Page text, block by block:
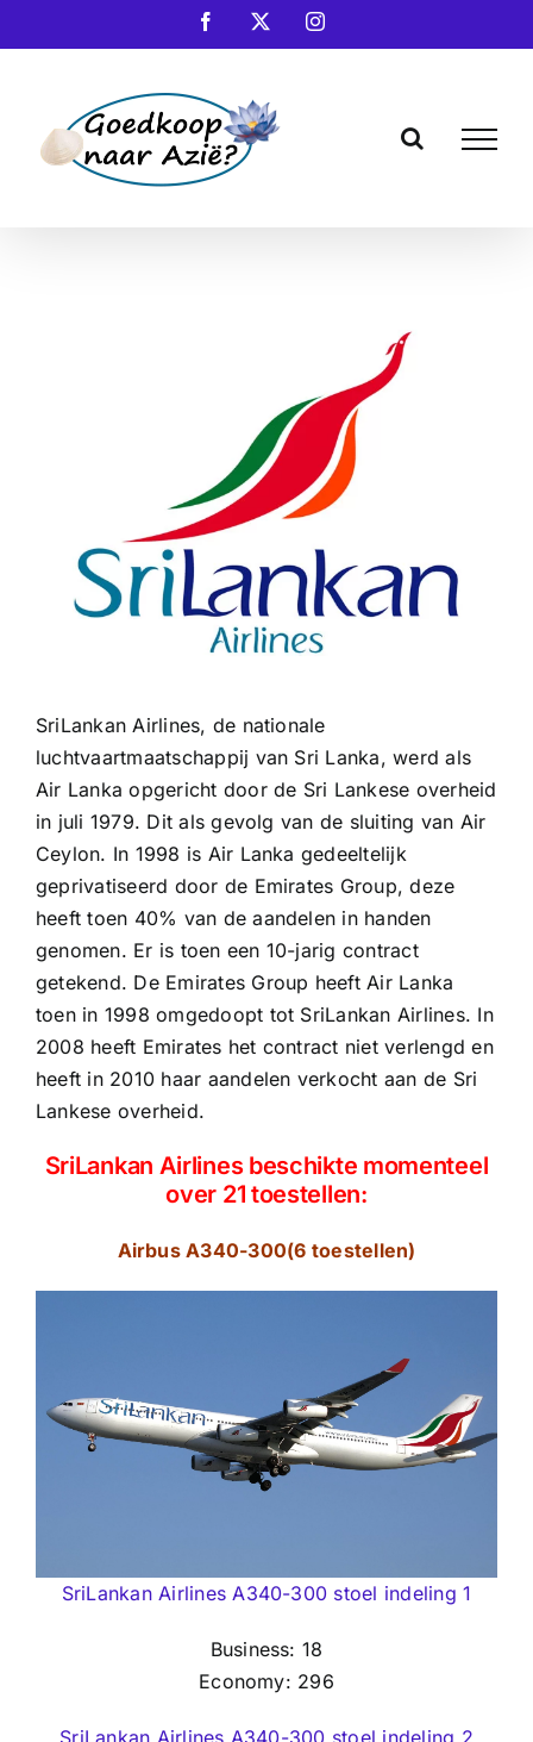
naar
Facebook Instagram
SriLankan Airlines, de nationale
luchtvaartmaatschappij van Sri Lanka, werd als
Air Lanka opgericht door de Sri Lankese overheid
in juli 1979. Dit als gevolg van de sluiting van Air
Ceylon. In 1998 is Air Lanka gedeeltelijk
geprivatiseerd door de Emirates Group, deze
heeft toen 40% van de aandelen in handen
genomen. Er is toen een 10-jarig contract
getekend. De Emirates Group heeft Air Lanka
toen in 1998 omgedoopt tot SriLankan Airlines. In
2008 heeft Emirates het contract niet verlengd en
heeft in 2010 haar aandelen verkocht aan de Sri
Lankese overheid.
SriLankan Airlines beschikte momenteel
over 21 toestellen:
Airbus A340-300(6 toestellen)
SriLankan Airlines A340-300 stoel indeling 1
Business: 18
Economy: 296
SriLankan Airlines A340-300 stoel indeling 2